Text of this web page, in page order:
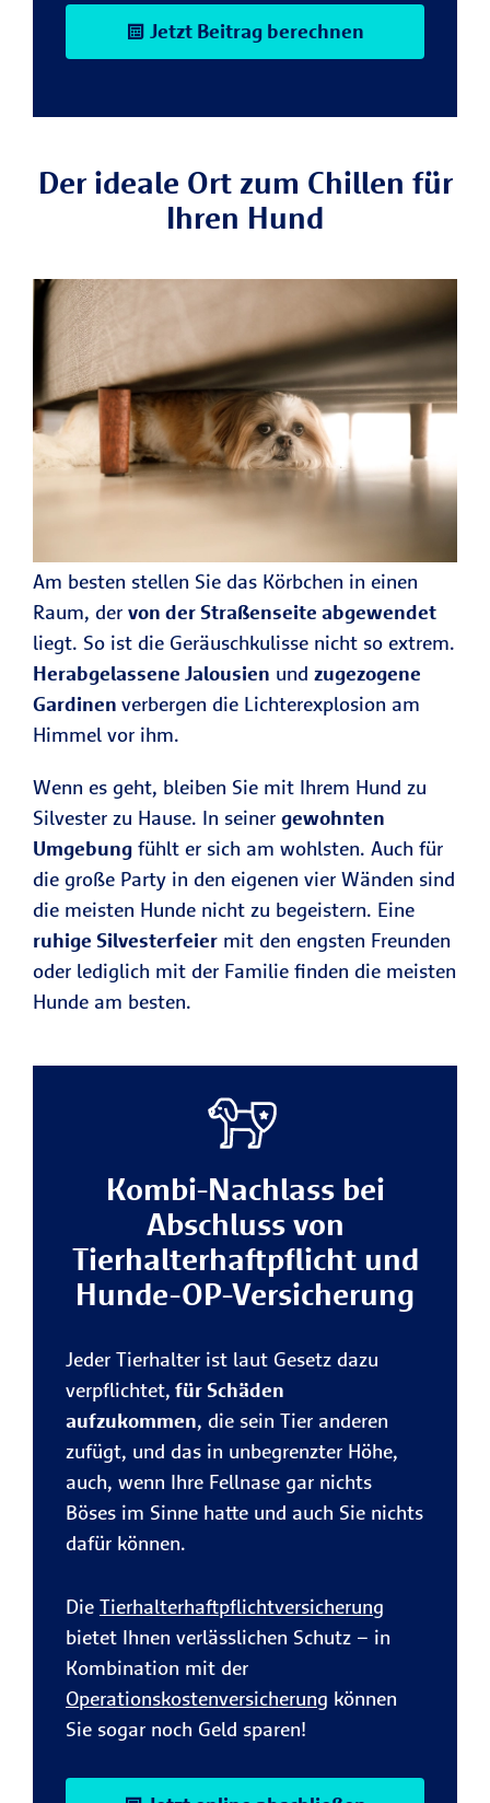
Jetzt Beitrag berechnen
Der ideale Ort zum Chillen für
Ihren Hund
Am besten stellen Sie das Körbchen in einen
Raum, der von der Straßenseite abgewendet
liegt. So ist die Geräuschkulisse nicht so extrem.
Herabgelassene Jalousien und zugezogene
Gardinen verbergen die Lichterexplosion am
Himmel vor ihm.
Wenn es geht, bleiben Sie mit Ihrem Hund zu
Silvester zu Hause. In seiner gewohnten
Umgebung fühlt er sich am wohlsten. Auch für
die große Party in den eigenen vier Wänden sind
die meisten Hunde nicht zu begeistern. Eine
ruhige Silvesterfeier mit den engsten Freunden
oder lediglich mit der Familie finden die meisten
Hunde am besten.
Kombi-Nachlass bei
Abschluss von
Tierhalterhaftpflicht und
Hunde-OP-Versicherung
Jeder Tierhalter ist laut Gesetz dazu
verpflichtet, für Schäden
aufzukommen, die sein Tier anderen
zufügt, und das in unbegrenzter Höhe,
auch, wenn Ihre Fellnase gar nichts
Böses im Sinne hatte und auch Sie nichts
dafür können.
Die Tierhalterhaftpflichtversicherung
bietet Ihnen verlässlichen Schutz – in
Kombination mit der
Operationskostenversicherung können
Sie sogar noch Geld sparen!